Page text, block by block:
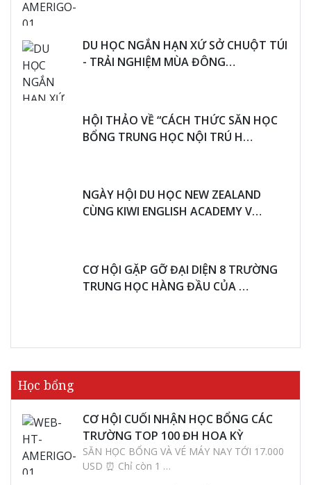
DU HỌC NGẮN HẠN XỨ SỞ CHUỘT TÚI
- TRẢI NGHIỆM MÙA ĐÔNG…
HỘI THẢO VỀ “CÁCH THỨC SĂN HỌC
BỔNG TRUNG HỌC NỘI TRÚ H…
NGÀY HỘI DU HỌC NEW ZEALAND
CÙNG KIWI ENGLISH ACADEMY V…
CƠ HỘI GẶP GỠ ĐẠI DIỆN 8 TRƯỜNG
TRUNG HỌC HÀNG ĐẦU CỦA …
Học bổng
CƠ HỘI CUỐI NHẬN HỌC BỔNG CÁC
TRƯỜNG TOP 100 ĐH HOA KỲ
SĂN HỌC BỔNG VÀ VÉ MÁY NAY TỚI 17.000
USD ⏰ Chỉ còn 1 …